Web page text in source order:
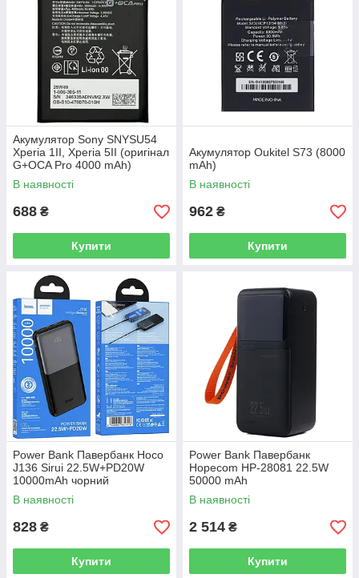
Акумулятор Sony SNYSU54
Xperia 1II, Xperia 5II (оригінал
G+OCA Pro 4000 mAh)
В наявності
688 ₴
Купити
Акумулятор Oukitel S73 (8000
mAh)
В наявності
962 ₴
Купити
Power Bank Павербанк Hoco
J136 Sirui 22.5W+PD20W
10000mAh чорний
В наявності
828 ₴
Купити
Power Bank Павербанк
Hopecom HP-28081 22.5W
50000 mAh
В наявності
2 514 ₴
Купити